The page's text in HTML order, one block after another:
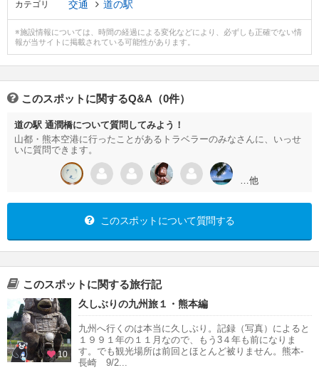
カテゴリ 交通 道の駅
※施設情報については、時間の経過による変化などにより、必ずしも正確でない情
報が当サイトに掲載されている可能性があります。
このスポットに関するQ&A（0件）
道の駅 通潤橋について質問してみよう！
山都・熊本空港に行ったことがあるトラベラーのみなさんに、いっせ
いに質問できます。
…他
このスポットについて質問する
このスポットに関する旅行記
10
久しぶりの九州旅１・熊本編
九州へ行くのは本当に久しぶり。記録（写真）によると
１９９１年の１１月なので、もう3４年も前になりま
す。でも観光場所は前回とほとんど被りません。熊本-
長崎 9/2...